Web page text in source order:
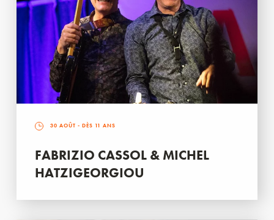
30 AOÛT - DÈS 11 ANS
FABRIZIO CASSOL & MICHEL
HATZIGEORGIOU